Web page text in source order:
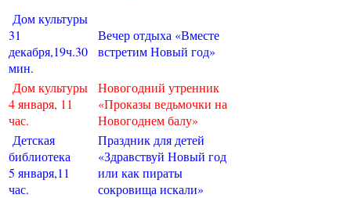
Дом культуры
31
декабря,19ч.30
мин.
Вечер отдыха «Вместе
встретим Новый год»
Дом культуры
4 января, 11
час.
Новогодний утренник
«Проказы ведьмочки на
Новогоднем балу»
Детская
библиотека
5 января,11
час.
Праздник для детей
«Здравствуй Новый год
или как пираты
сокровища искали»